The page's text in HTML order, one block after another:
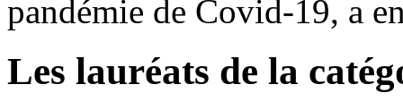
pandémie de Covid-19, a
Les lauréats de la